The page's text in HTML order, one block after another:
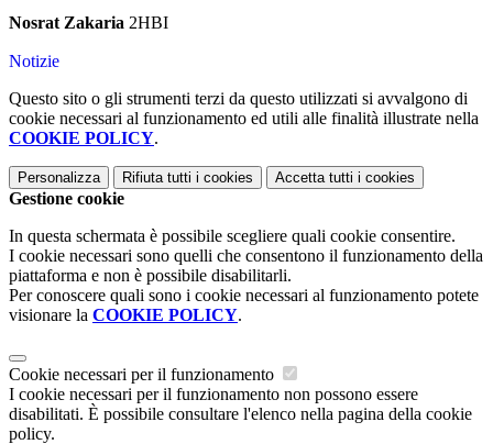
Nosrat Zakaria 2HBI
Notizie
Questo sito o gli strumenti terzi da questo utilizzati si avvalgono di
cookie necessari al funzionamento ed utili alle finalità illustrate nella
COOKIE POLICY.
Personalizza Rifiuta tutti i cookies Accetta tutti i cookies
Gestione cookie
In questa schermata è possibile scegliere quali cookie consentire.
I cookie necessari sono quelli che consentono il funzionamento della
piattaforma e non è possibile disabilitarli.
Per conoscere quali sono i cookie necessari al funzionamento potete
visionare la COOKIE POLICY.
Cookie necessari per il funzionamento
I cookie necessari per il funzionamento non possono essere
disabilitati. È possibile consultare l'elenco nella pagina della cookie
policy.